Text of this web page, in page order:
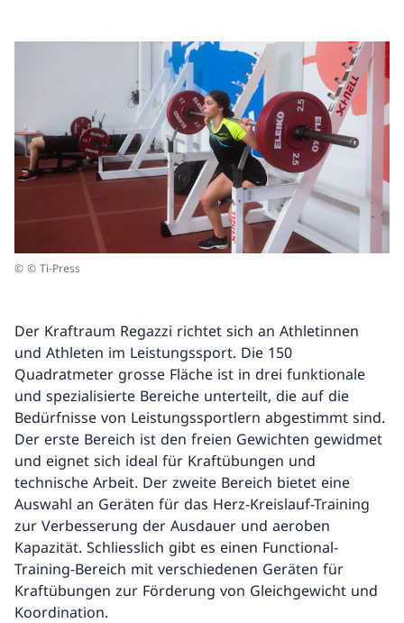
© © Ti-Press
Der Kraftraum Regazzi richtet sich an Athletinnen
und Athleten im Leistungssport. Die 150
Quadratmeter grosse Fläche ist in drei funktionale
und spezialisierte Bereiche unterteilt, die auf die
Bedürfnisse von Leistungssportlern abgestimmt sind.
Der erste Bereich ist den freien Gewichten gewidmet
und eignet sich ideal für Kraftübungen und
technische Arbeit. Der zweite Bereich bietet eine
Auswahl an Geräten für das Herz-Kreislauf-Training
zur Verbesserung der Ausdauer und aeroben
Kapazität. Schliesslich gibt es einen Functional-
Training-Bereich mit verschiedenen Geräten für
Kraftübungen zur Förderung von Gleichgewicht und
Koordination.